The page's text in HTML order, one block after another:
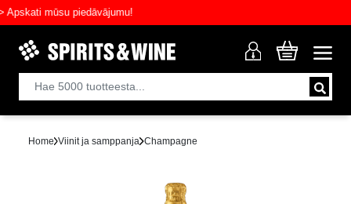
mūsu piedāvājumu!
Home Viinit ja samppanja Champagne